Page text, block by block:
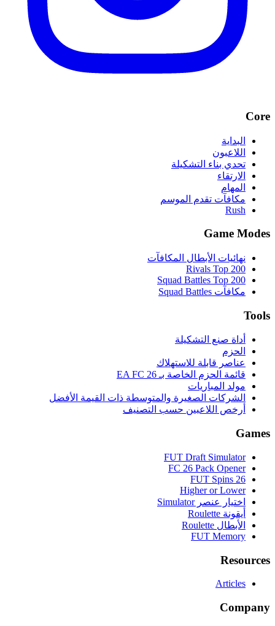
Core
البداية
اللاعبون
تحدي بناء التشكيلة
الارتقاء
المهام
مكافآت تقدم الموسم
Rush
Game Modes
نهائيات الأبطال المكافآت
Rivals Top 200
Squad Battles Top 200
مكافآت Squad Battles
Tools
أداة صنع التشكيلة
الحزم
عناصر قابلة للاستهلاك
قائمة الحزم الخاصة بـ EA FC 26
مولد المباريات
الشركات الصغيرة والمتوسطة ذات القيمة الأفضل
أرخص اللاعبين حسب التصنيف
Games
FUT Draft Simulator
FC 26 Pack Opener
FUT Spins 26
Higher or Lower
اختيار عنصر Simulator
أيقونة Roulette
الأبطال Roulette
FUT Memory
Resources
Articles
Company